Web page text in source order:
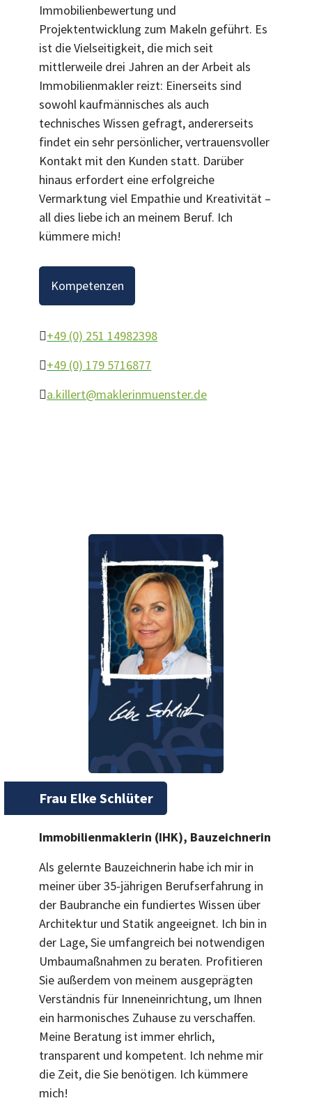
Immobilienbewertung und
Projektentwicklung zum Makeln geführt. Es
ist die Vielseitigkeit, die mich seit
mittlerweile drei Jahren an der Arbeit als
Immobilienmakler reizt: Einerseits sind
sowohl kaufmännisches als auch
technisches Wissen gefragt, andererseits
findet ein sehr persönlicher, vertrauensvoller
Kontakt mit den Kunden statt. Darüber
hinaus erfordert eine erfolgreiche
Vermarktung viel Empathie und Kreativität –
all dies liebe ich an meinem Beruf. Ich
kümmere mich!
Kompetenzen
+49 (0) 251 14982398
+49 (0) 179 5716877
a.killert@maklerinmuenster.de
Frau Elke Schlüter
Immobilienmaklerin (IHK), Bauzeichnerin
Als gelernte Bauzeichnerin habe ich mir in
meiner über 35-jährigen Berufserfahrung in
der Baubranche ein fundiertes Wissen über
Architektur und Statik angeeignet. Ich bin in
der Lage, Sie umfangreich bei notwendigen
Umbaumaßnahmen zu beraten. Profitieren
Sie außerdem von meinem ausgeprägten
Verständnis für Inneneinrichtung, um Ihnen
ein harmonisches Zuhause zu verschaffen.
Meine Beratung ist immer ehrlich,
transparent und kompetent. Ich nehme mir
die Zeit, die Sie benötigen. Ich kümmere
mich!